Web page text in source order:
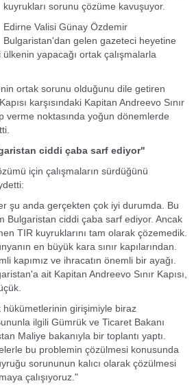
kuyrukları sorunu çözüme kavuşuyor.
Edirne Valisi Günay Özdemir
Bulgaristan'dan gelen gazeteci heyetine
ülkenin yapacağı ortak çalışmalarla
ortak sorunu olduğunu dile getiren
karşısındaki Kapitan Andreevo Sınır
verme noktasında yoğun dönemlerde
ciddi çaba sarf ediyor"
için çalışmaların sürdüğünü
şu anda gerçekten çok iyi durumda. Bu
Bulgaristan ciddi çaba sarf ediyor. Ancak
TIR kuyruklarını tam olarak çözemedik.
en büyük kara sınır kapılarından.
kapımız ve ihracatın önemli bir ayağı.
ait Kapitan Andreevo Sınır Kapısı,
hükümetlerinin girişimiyle biraz
ilgili Gümrük ve Ticaret Bakanı
Maliye bakanıyla bir toplantı yaptı.
bu problemin çözülmesi konusunda
sorununun kalıcı olarak çözülmesi
çalışıyoruz."